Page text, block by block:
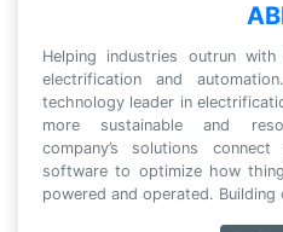
Helping industries outrun
electrification and
technology leader in
more sustainable and
company’s solutions
software to optimize how
powered and operated.